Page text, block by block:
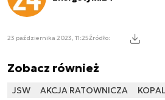
23 października 2023, 11:25Źródło:
Zobacz również
JSW AKCJA RATOWNICZA